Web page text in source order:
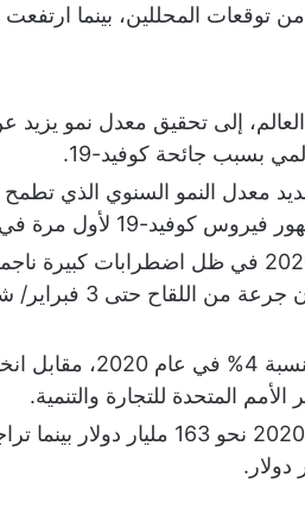
المحللين، بينما ارتفعت
بسبب جائحة كوفيد-19.
في عام 2020 عن تحديد معدل النمو السنوي
19 لأول مرة في العالم بها.
المتحدة للتجارة والتنمية.
جذبت الصين استثمارات أجنبية في 2020 نحو